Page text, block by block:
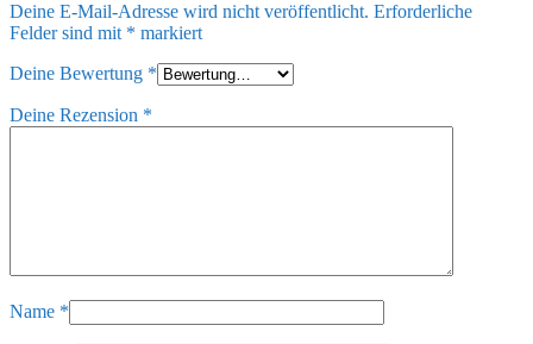
Deine E-Mail-Adresse wird nicht veröffentlicht. Erforderliche
Felder sind mit * markiert
Deine Bewertung *
Deine Rezension *
Name *